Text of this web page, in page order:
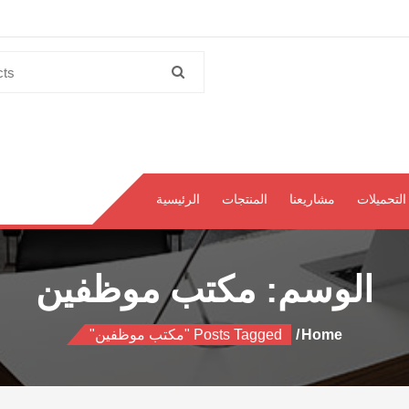
Search
الرئيسية المنتجات مشاريعنا التحميلات
الوسم: مكتب موظفين
Home Posts Tagged "مكتب موظفين"